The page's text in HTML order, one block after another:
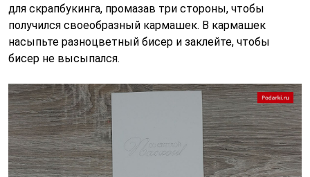
для скрапбукинга, промазав три стороны, чтобы
получился своеобразный кармашек. В кармашек
насыпьте разноцветный бисер и заклейте, чтобы
бисер не высыпался.